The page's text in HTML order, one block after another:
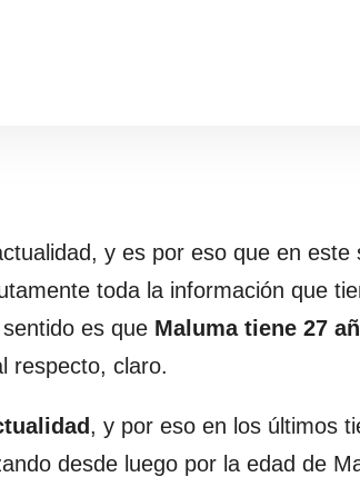
y es por eso que en este
toda la información que
es que Maluma tiene 27
respecto, claro.
, y por eso en los últimos
desde luego por la edad de